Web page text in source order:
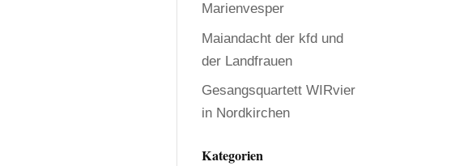
Marienvesper
Maiandacht der kfd und
der Landfrauen
Gesangsquartett WIRvier
in Nordkirchen
Kategorien